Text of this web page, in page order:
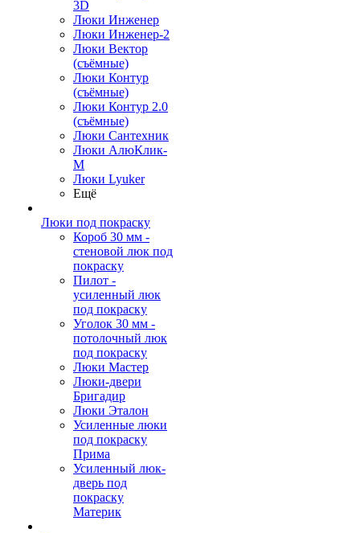
3D
Люки Инженер
Люки Инженер-2
Люки Вектор
(съёмные)
Люки Контур
(съёмные)
Люки Контур 2.0
(съёмные)
Люки Сантехник
Люки АлюКлик-
М
Люки Lyuker
Ещё
Люки под покраску
Короб 30 мм -
стеновой люк под
покраску
Пилот -
усиленный люк
под покраску
Уголок 30 мм -
потолочный люк
под покраску
Люки Мастер
Люки-двери
Бригадир
Люки Эталон
Усиленные люки
под покраску
Прима
Усиленный люк-
дверь под
покраску
Материк